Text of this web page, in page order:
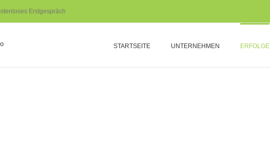
Erstgespräch
STARTSEITE UNTERNEHMEN ERFOLGE